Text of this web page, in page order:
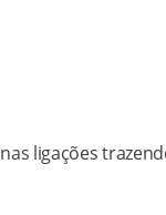
ligações